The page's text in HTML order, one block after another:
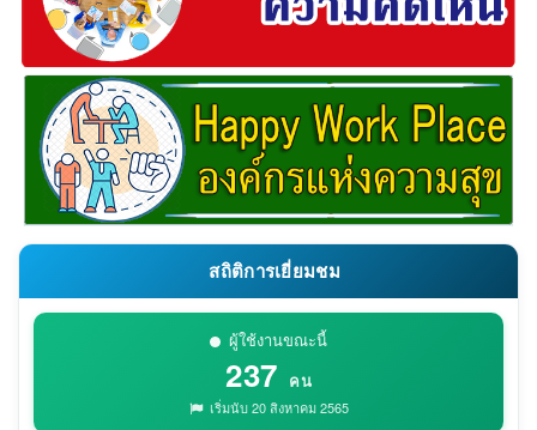
สถิติการเยี่ยมชม
ผู้ใช้งานขณะนี้
237 คน
เริ่มนับ 20 สิงหาคม 2565